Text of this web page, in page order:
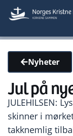
Nyheter
Jul på
JULEHILSEN:
skinner i
takknemlig